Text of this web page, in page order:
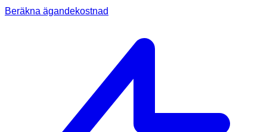
Beräkna ägandekostnad